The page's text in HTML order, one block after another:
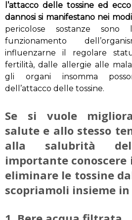
l’attacco delle tossine ed
dannosi si manifestano nei
pericolose sostanze
funzionamento
influenzarne il regolare
fertilità, dalle allergie alle
gli organi insomma
dell’attacco delle tossine.
Se si vuole
salute e allo stesso
alla salubrità
importante conoscere
eliminare le tossine
scopriamoli insieme in